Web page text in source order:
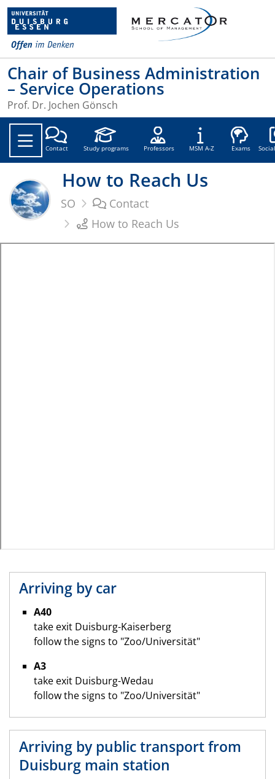
Chair of Business Administration
– Service Operations
Prof. Dr. Jochen Gönsch
Contact Study programs Professors MSM A-Z Exams
How to Reach Us
SO
Contact
How to Reach Us
Arriving by car
A40
take exit Duisburg-Kaiserberg
follow the signs to "Zoo/Universität"
A3
take exit Duisburg-Wedau
follow the signs to "Zoo/Universität"
Arriving by public transport from
Duisburg main station